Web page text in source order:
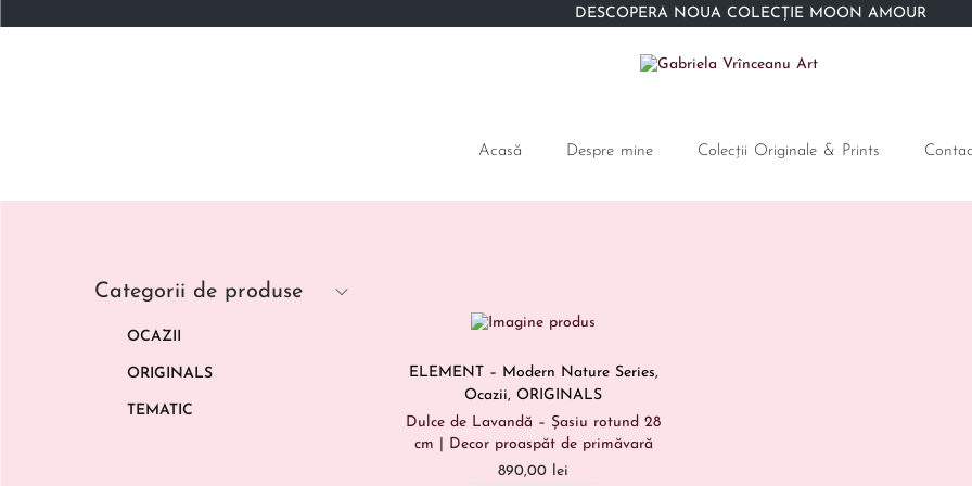
DESCOPERĂ NOUA COLECȚIE MOON AMOUR
Acasă Despre mine Colecții Originale & Prints
ELEMENT – Modern Nature Series,
Ocazii,ORIGINALS
Dulce de Lavandă – Șasiu rotund 28
cm | Decor proaspăt de primăvară
890,00 lei
Categorii de produse
OCAZII
ORIGINALS
TEMATIC